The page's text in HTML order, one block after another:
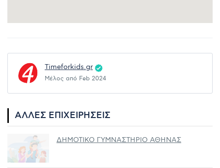
Timeforkids.gr
Μέλος από Feb 2024
ΆΛΛΕΣ ΕΠΙΧΕΙΡΉΣΕΙΣ
ΔΗΜΟΤΙΚΟ ΓΥΜΝΑΣΤΗΡΙΟ ΑΘΗΝΑΣ